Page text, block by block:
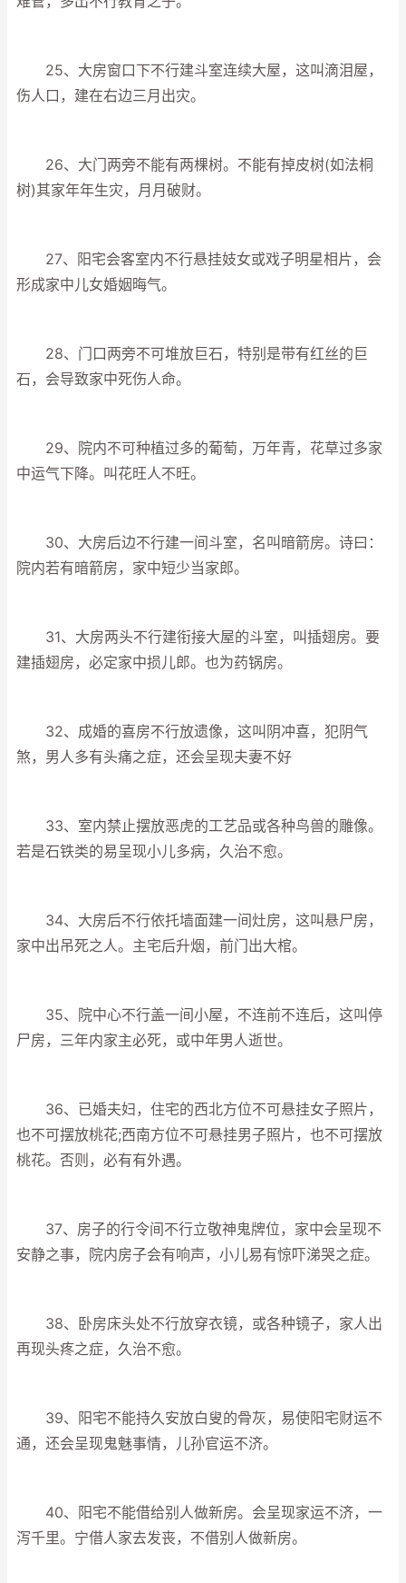
25、大房窗口下不行建斗室连续大屋，这叫滴泪屋，
伤人口，建在右边三月出灾。
26、大门两旁不能有两棵树。不能有掉皮树(如法桐
树)其家年年生灾，月月破财。
27、阳宅会客室内不行悬挂妓女或戏子明星相片，会
形成家中儿女婚姻晦气。
28、门口两旁不可堆放巨石，特别是带有红丝的巨
石，会导致家中死伤人命。
29、院内不可种植过多的葡萄，万年青，花草过多家
中运气下降。叫花旺人不旺。
30、大房后边不行建一间斗室，名叫暗箭房。诗曰：
院内若有暗箭房，家中短少当家郎。
31、大房两头不行建衔接大屋的斗室，叫插翅房。要
建插翅房，必定家中损儿郎。也为药锅房。
32、成婚的喜房不行放遗像，这叫阴冲喜，犯阴气
煞，男人多有头痛之症，还会呈现夫妻不好
33、室内禁止摆放恶虎的工艺品或各种鸟兽的雕像。
若是石铁类的易呈现小儿多病，久治不愈。
34、大房后不行依托墙面建一间灶房，这叫悬尸房，
家中出吊死之人。主宅后升烟，前门出大棺。
35、院中心不行盖一间小屋，不连前不连后，这叫停
尸房，三年内家主必死，或中年男人逝世。
36、已婚夫妇，住宅的西北方位不可悬挂女子照片，
也不可摆放桃花;西南方位不可悬挂男子照片，也不可摆放
桃花。否则，必有有外遇。
37、房子的行令间不行立敬神鬼牌位，家中会呈现不
安静之事，院内房子会有响声，小儿易有惊吓涕哭之症。
38、卧房床头处不行放穿衣镜，或各种镜子，家人出
再现头疼之症，久治不愈。
39、阳宅不能持久安放白叟的骨灰，易使阳宅财运不
通，还会呈现鬼魅事情，儿孙官运不济。
40、阳宅不能借给别人做新房。会呈现家运不济，一
泻千里。宁借人家去发丧，不借别人做新房。